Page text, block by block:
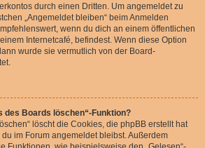
durch einen Dritten. Um angemeldet zu
„Angemeldet bleiben“ beim Anmelden
wenn du dich an einem öffentlichen
Internetcafé, befindest. Wenn diese Option
wurde sie vermutlich von der Board-
des Boards löschen“-Funktion?
löscht die Cookies, die phpBB erstellt hat
im Forum angemeldet bleibst. Außerdem